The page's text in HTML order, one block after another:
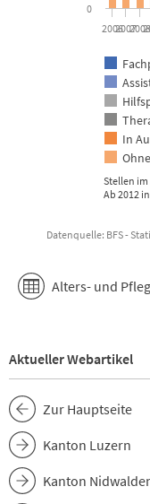
Stellen
Ab 2012
In
200620072008
0
Datenquelle: BFS -
Alters- und
Aktueller Webartikel
Zur Hauptseite
Kanton Luzern
Kanton